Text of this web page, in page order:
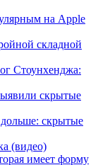
на Apple
складной
Стоунхенджа:
скрытые
скрытые
(видео)
имеет форму